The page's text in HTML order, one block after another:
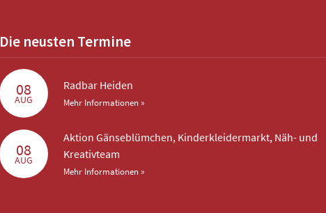
Die neusten Termine
08
AUG
Radbar Heiden
Mehr Informationen »
08
AUG
Aktion Gänseblümchen, Kinderkleidermarkt, Näh- und
Kreativteam
Mehr Informationen »